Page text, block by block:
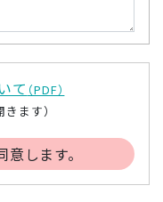
て （PDF）
ます）
します。